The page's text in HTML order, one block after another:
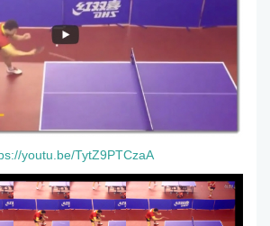
youtu.be/TytZ9PTCzaA